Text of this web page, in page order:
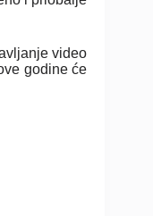
video
godine će